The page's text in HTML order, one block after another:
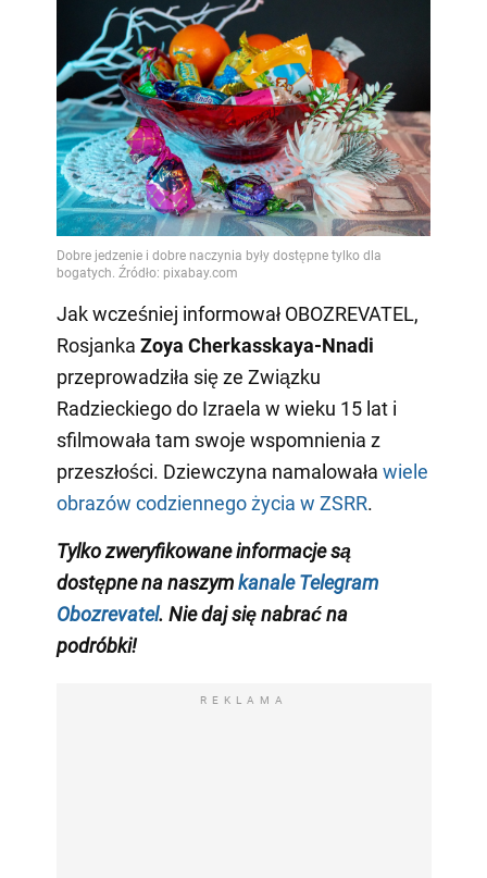
Jak wcześniej informował OBOZREVATEL,
Rosjanka Zoya Cherkasskaya-Nnadi
przeprowadziła się ze Związku
Radzieckiego do Izraela w wieku 15 lat i
sfilmowała tam swoje wspomnienia z
przeszłości. Dziewczyna namalowała wiele
obrazów codziennego życia w ZSRR.
Tylko zweryfikowane informacje są
dostępne na naszymkanale Telegram
Obozrevatel. Nie daj się nabrać na
podróbki!
REKLAMA